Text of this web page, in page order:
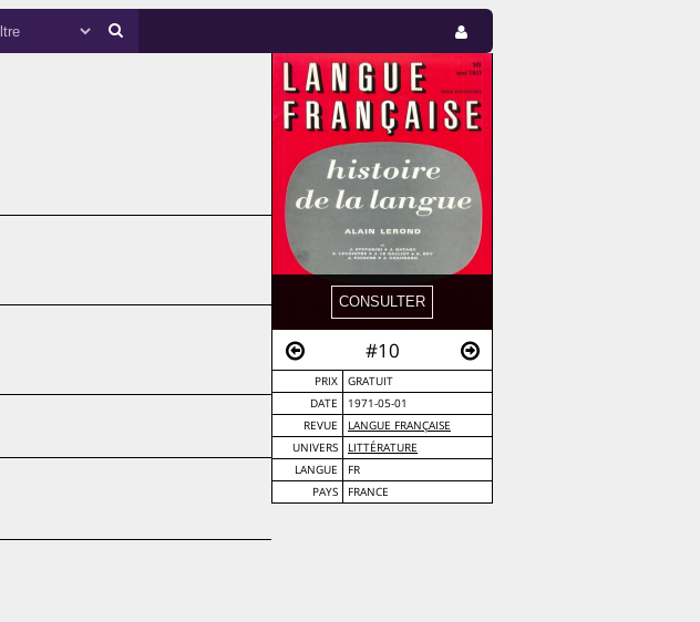
#10
PRIX
GRATUIT
DATE
1971-05-01
REVUE
LANGUE FRANÇAISE
UNIVERS
LITTÉRATURE
LANGUE
FR
PAYS
FRANCE